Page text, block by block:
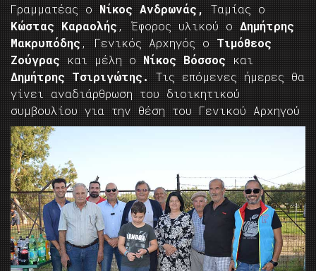
Γραμματέας ο Νίκος Ανδρωνάς,
Ταμίας ο
Κώστας Καραολής , Έφορος υλικού ο Δημήτρης
Μακρυπόδης , Γενικός Αρχηγός ο Τιμόθεος
Ζούγρας και μέλη ο Νίκος Βόσσος και
Δημήτρης Τσιριγώτης.
Τις επόμενες ήμερες θα
γίνει αναδιάρθρωση του διοικητικού
συμβουλίου για την θέση του Γενικού Αρχηγού